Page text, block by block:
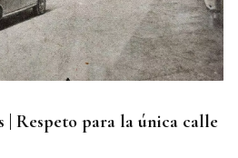
Respeto para la única calle